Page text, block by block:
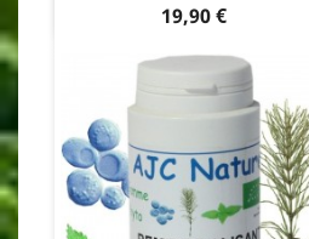
Prix
19,90 €